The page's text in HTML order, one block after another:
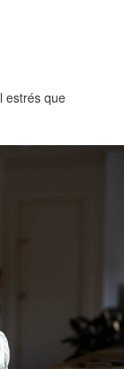
estrés que